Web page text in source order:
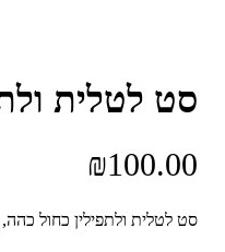
סט לטלית
₪100.00
סט לטלית ולתפילין כחול כהה,